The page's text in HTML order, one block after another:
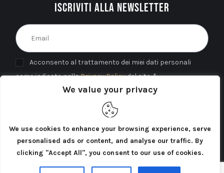
We value your privacy
We use cookies to enhance your browsing experience, serve
personalised ads or content, and analyse our traffic. By
clicking "Accept All", you consent to our use of cookies.
Iscriviti alla newsletter
Acconsento al trattamento dei miei dati personali
come indicato nellaPrivacy Policydel sito. *
INVIA
Cercatori di Atlantide 2025©. Tutti i diritti riservati.